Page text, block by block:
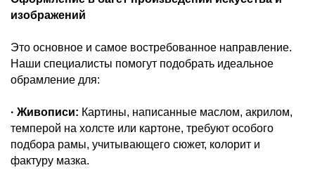
изображений
Это основное и самое востребованное направление.
Наши специалисты помогут подобрать идеальное
обрамление для:
· Живописи: Картины, написанные маслом, акрилом,
темперой на холсте или картоне, требуют особого
подбора рамы, учитывающего сюжет, колорит и
фактуру мазка.